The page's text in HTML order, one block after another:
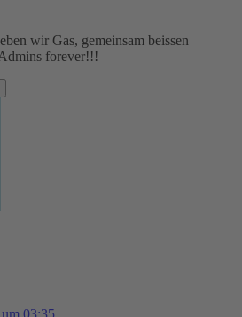
wir Gas, gemeinsam beissen
forever!!!
03:35